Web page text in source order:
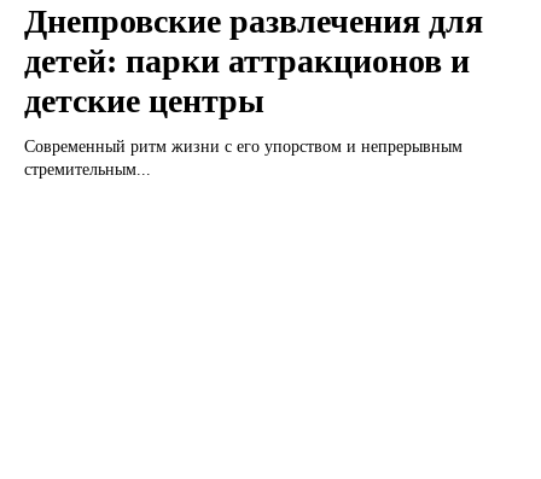
Днепровские развлечения для
детей: парки аттракционов и
детские центры
Современный ритм жизни с его упорством и непрерывным
стремительным...